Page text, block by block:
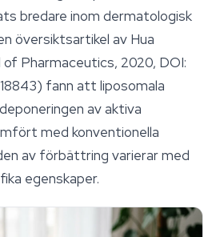
bredare inom dermatologisk
översiktsartikel av Hua
Pharmaceutics, 2020, DOI:
fann att liposomala
av aktiva
med konventionella
av förbättring varierar med
egenskaper.